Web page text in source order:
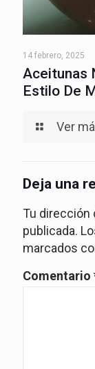
14 febrero, 2025
Aceitunas
Estilo De
Ver
Deja una
Tu dirección
publicada.
marcados
Comentario